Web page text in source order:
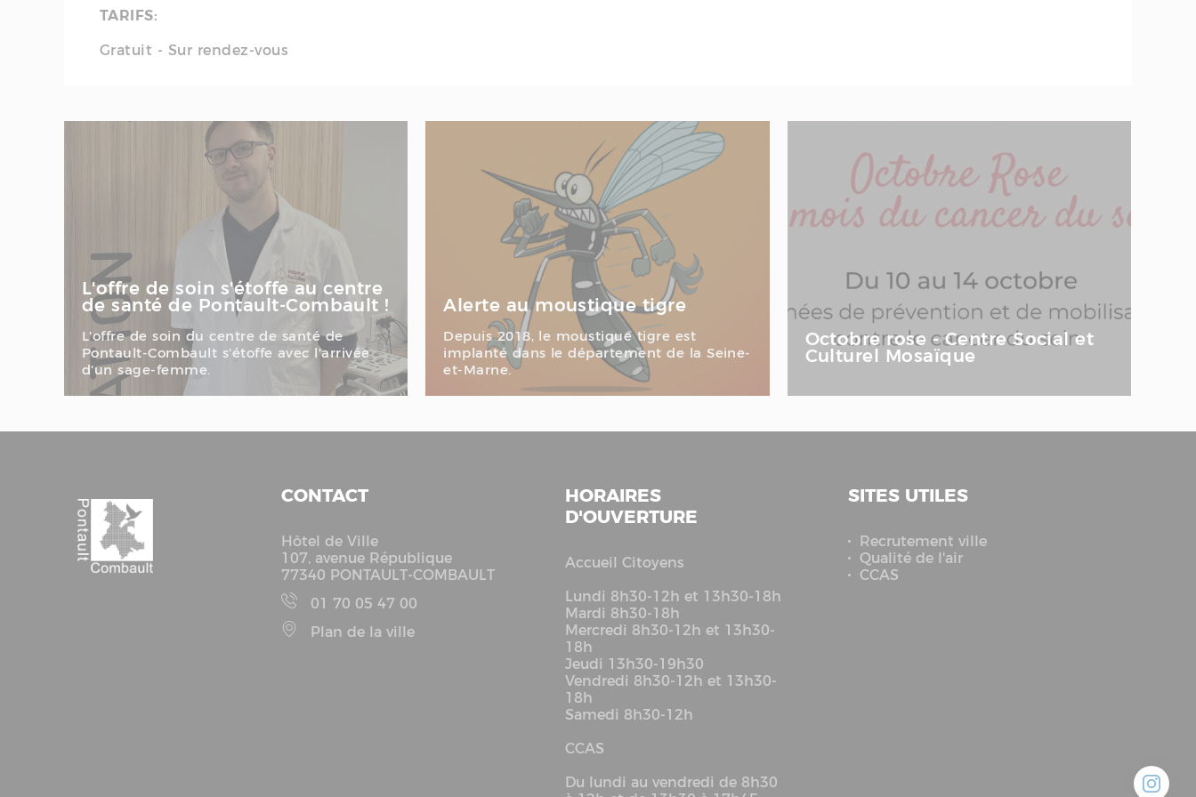
TARIFS:
Gratuit - Sur rendez-vous
L'offre de soin s'étoffe au centre
de santé de Pontault-Combault !
L'offre de soin du centre de santé de
Pontault-Combault s'étoffe avec l'arrivée
d'un sage-femme.
Alerte au moustique tigre
Depuis 2018, le moustique tigre est
implanté dans le département de la Seine-
et-Marne.
Octobre rose - Centre Social et
Culturel Mosaïque
CONTACT
Hôtel de Ville
107, avenue République
77340 PONTAULT-COMBAULT
01 70 05 47 00
Plan de la ville
HORAIRES
D'OUVERTURE
Accueil Citoyens
Lundi 8h30-12h et 13h30-18h
Mardi 8h30-18h
Mercredi 8h30-12h et 13h30-
18h
Jeudi 13h30-19h30
Vendredi 8h30-12h et 13h30-
18h
Samedi 8h30-12h
CCAS
Du lundi au vendredi de 8h30
SITES UTILES
Recrutement ville
Qualité de l'air
CCAS